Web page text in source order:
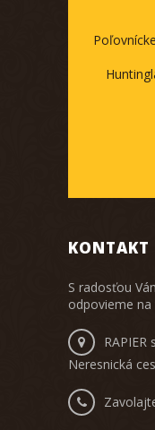
KONTAKT
S radosťou
odpovieme na
RAPIER
Neresnická